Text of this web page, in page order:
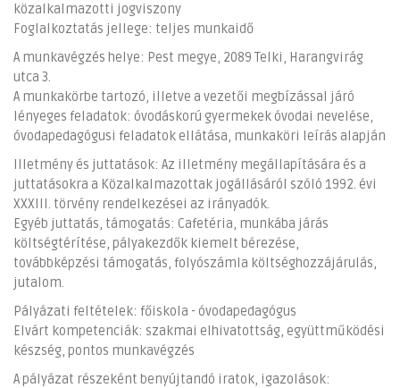
közalkalmazotti jogviszony
Foglalkoztatás jellege: teljes munkaidő
A munkavégzés helye: Pest megye, 2089 Telki, Harangvirág
utca 3.
A munkakörbe tartozó, illetve a vezetői megbízással járó
lényeges feladatok: óvodáskorú gyermekek óvodai nevelése,
óvodapedagógusi feladatok ellátása, munkaköri leírás alapján
Illetmény és juttatások: Az illetmény megállapítására és a
juttatásokra a Közalkalmazottak jogállásáról szóló 1992. évi
XXXIII. törvény rendelkezései az irányadók.
Egyéb juttatás, támogatás: Cafetéria, munkába járás
költségtérítése, pályakezdők kiemelt bérezése,
továbbképzési támogatás, folyószámla költséghozzájárulás,
jutalom.
Pályázati feltételek: főiskola - óvodapedagógus
Elvárt kompetenciák: szakmai elhivatottság, együttműködési
készség, pontos munkavégzés
A pályázat részeként benyújtandó iratok, igazolások: